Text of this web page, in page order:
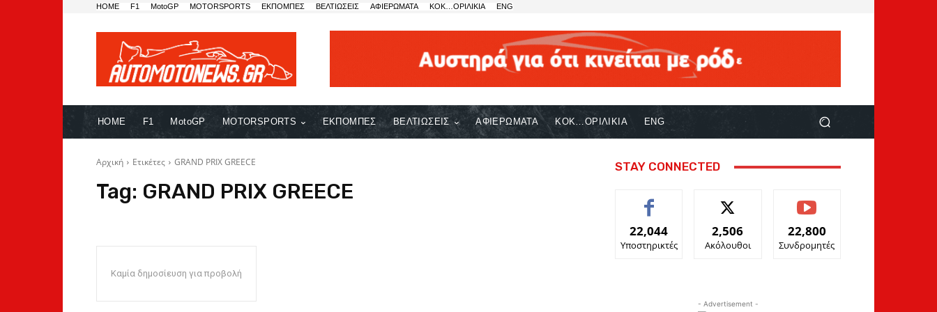
HOME F1 MotoGP MOTORSPORTS ΕΚΠΟΜΠΕΣ ΒΕΛΤΙΩΣΕΙΣ ΑΦΙΕΡΩΜΑΤΑ ΚΟΚ…ΟΡΙΛΙΚΙΑ ENG
HOME F1 MotoGP MOTORSPORTS ΕΚΠΟΜΠΕΣ ΒΕΛΤΙΩΣΕΙΣ ΑΦΙΕΡΩΜΑΤΑ ΚΟΚ…ΟΡΙΛΙΚΙΑ ENG
Αρχική Ετικέτες GRAND PRIX GREECE
Tag: GRAND PRIX GREECE
Καμία δημοσίευση για προβολή
STAY CONNECTED
22,044
Υποστηρικτές
2,506
Ακόλουθοι
22,800
Συνδρομητές
- Advertisement -